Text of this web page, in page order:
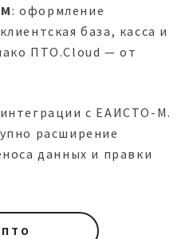
М: оформление
база, касса и
ПТО.Cloud — от
с ЕАИСТО-М.
расширение
данных и правки